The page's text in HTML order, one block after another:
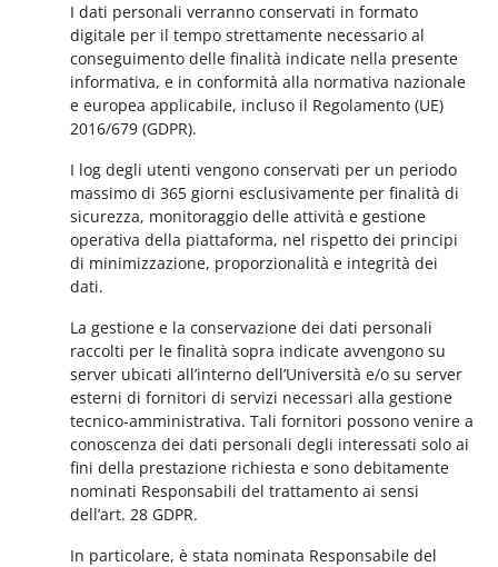
I dati personali verranno conservati in formato
digitale per il tempo strettamente necessario al
conseguimento delle finalità indicate nella presente
informativa, e in conformità alla normativa nazionale
e europea applicabile, incluso il Regolamento (UE)
2016/679 (GDPR).
I log degli utenti vengono conservati per un periodo
massimo di 365 giorni esclusivamente per finalità di
sicurezza, monitoraggio delle attività e gestione
operativa della piattaforma, nel rispetto dei principi
di minimizzazione, proporzionalità e integrità dei
dati.
La gestione e la conservazione dei dati personali
raccolti per le finalità sopra indicate avvengono su
server ubicati all’interno dell’Università e/o su server
esterni di fornitori di servizi necessari alla gestione
tecnico-amministrativa. Tali fornitori possono venire a
conoscenza dei dati personali degli interessati solo ai
fini della prestazione richiesta e sono debitamente
nominati Responsabili del trattamento ai sensi
dell’art. 28 GDPR.
In particolare, è stata nominata Responsabile del